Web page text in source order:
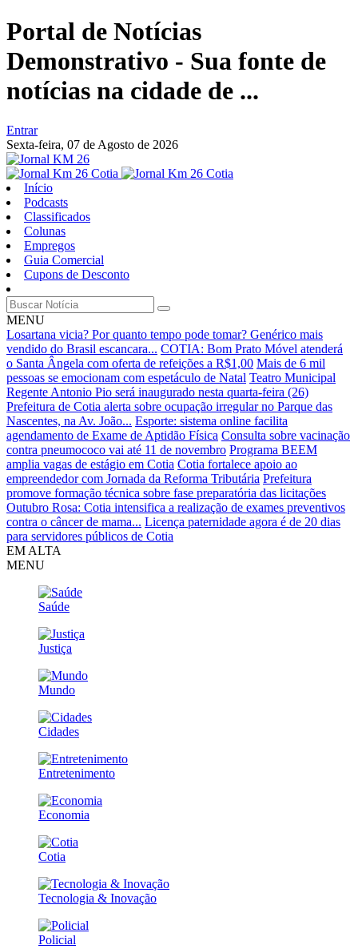
Portal de Notícias
Demonstrativo - Sua fonte de
notícias na cidade de ...
Entrar
Sexta-feira, 07 de Agosto de 2026
Início
Podcasts
Classificados
Colunas
Empregos
Guia Comercial
Cupons de Desconto
MENU
Losartana vicia? Por quanto tempo pode tomar? Genérico mais
vendido do Brasil escancara... COTIA: Bom Prato Móvel atenderá
o Santa Ângela com oferta de refeições a R$1,00 Mais de 6 mil
pessoas se emocionam com espetáculo de Natal Teatro Municipal
Regente Antonio Pio será inaugurado nesta quarta-feira (26)
Prefeitura de Cotia alerta sobre ocupação irregular no Parque das
Nascentes, na Av. João... Esporte: sistema online facilita
agendamento de Exame de Aptidão Física Consulta sobre vacinação
contra pneumococo vai até 11 de novembro Programa BEEM
amplia vagas de estágio em Cotia Cotia fortalece apoio ao
empreendedor com Jornada da Reforma Tributária Prefeitura
promove formação técnica sobre fase preparatória das licitações
Outubro Rosa: Cotia intensifica a realização de exames preventivos
contra o câncer de mama... Licença paternidade agora é de 20 dias
para servidores públicos de Cotia
EM ALTA
MENU
Saúde
Justiça
Mundo
Cidades
Entretenimento
Economia
Cotia
Tecnologia & Inovação
Policial